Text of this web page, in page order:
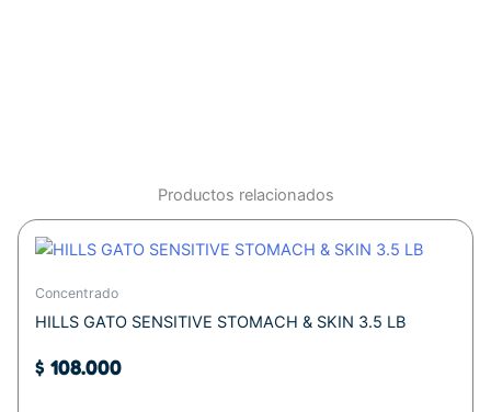
Productos relacionados
Concentrado
HILLS GATO SENSITIVE STOMACH & SKIN 3.5 LB
$ 108.000